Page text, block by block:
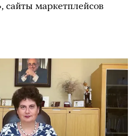
сайты маркетплейсов